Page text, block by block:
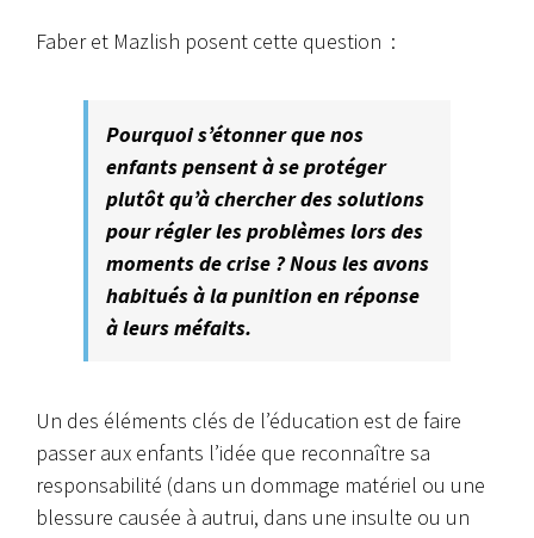
Faber et Mazlish posent cette question :
Pourquoi s’étonner que nos
enfants pensent à se protéger
plutôt qu’à chercher des solutions
pour régler les problèmes lors des
moments de crise ? Nous les avons
habitués à la punition en réponse
à leurs méfaits.
Un des éléments clés de l’éducation est de faire
passer aux enfants l’idée que reconnaître sa
responsabilité (dans un dommage matériel ou une
blessure causée à autrui, dans une insulte ou un